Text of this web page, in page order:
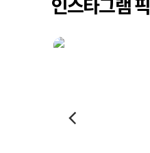
인스타그램 픽